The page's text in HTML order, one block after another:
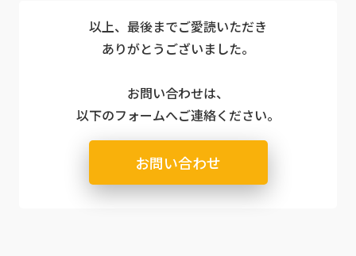
以上、最後までご愛読いただき
ありがとうございました。
お問い合わせは、
以下のフォームへご連絡ください。
お問い合わせ